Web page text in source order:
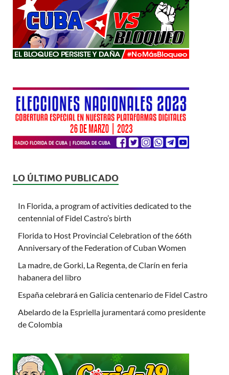
LO ÚLTIMO PUBLICADO
In Florida, a program of activities dedicated to the
centennial of Fidel Castro’s birth
Florida to Host Provincial Celebration of the 66th
Anniversary of the Federation of Cuban Women
La madre, de Gorki, La Regenta, de Clarín en feria
habanera del libro
España celebrará en Galicia centenario de Fidel Castro
Abelardo de la Espriella juramentará como presidente
de Colombia